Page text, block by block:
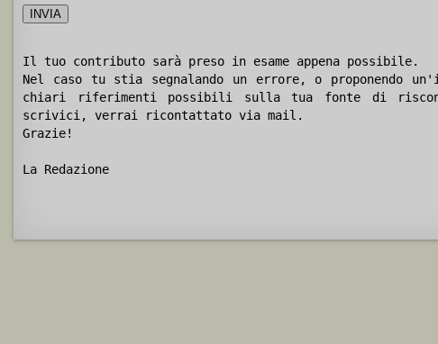
Il tuo contributo sarà preso in esame appena possibile.
Nel caso tu stia segnalando un errore, o proponendo
chiari riferimenti possibili sulla tua fonte di
scrivici, verrai ricontattato via mail.
Grazie!
La Redazione